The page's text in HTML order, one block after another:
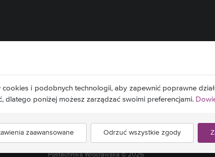
Politechnika Wrocławska ©2026
i podobnych technologii, aby zapewnić poprawne
dlatego poniżej możesz zarządzać swoimi preferencjami.
zaawansowane Odrzuć wszystkie zgody